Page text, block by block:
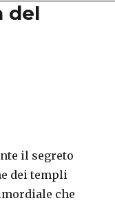
del
il segreto
dei templi
che